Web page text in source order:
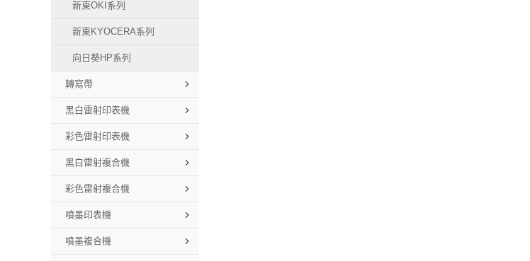
新東OKI系列
新東KYOCERA系列
向日葵HP系列
轉寫帶
黑白雷射印表機
彩色雷射印表機
黑白雷射複合機
彩色雷射複合機
噴墨印表機
噴墨複合機